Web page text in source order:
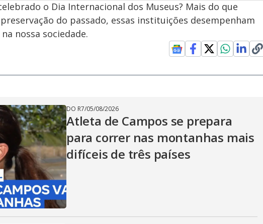
o Dia Internacional dos Museus? Mais do que
do passado, essas instituições desempenham
nossa sociedade.
DO R7/05/08/2026
Atleta de Campos se prepara
para correr nas montanhas mais
difíceis de três países